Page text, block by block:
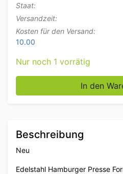
Staat:
Versandzeit:
Kosten für den Versand:
10.00
Nur noch 1 vorrätig
Edelstahl SammicIn den
Beschreibung
Neu
Edelstahl Hamburger Presse